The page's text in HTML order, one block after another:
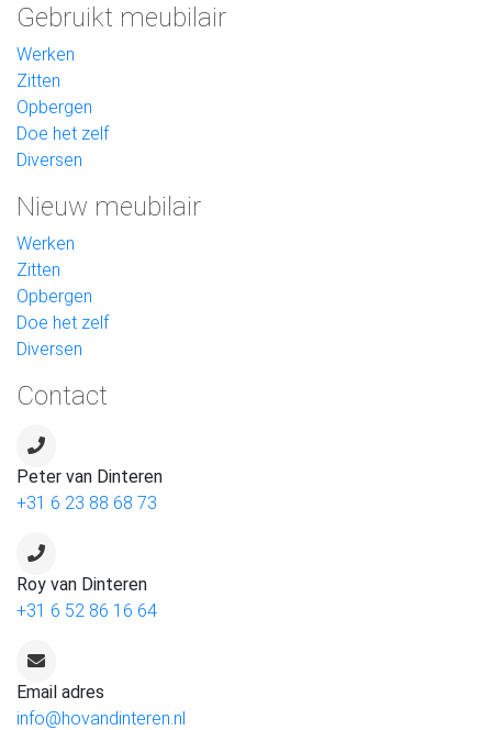
Gebruikt meubilair
Werken
Zitten
Opbergen
Doe het zelf
Diversen
Nieuw meubilair
Werken
Zitten
Opbergen
Doe het zelf
Diversen
Contact
Peter van Dinteren
+31 6 23 88 68 73
Roy van Dinteren
+31 6 52 86 16 64
Email adres
info@hovandinteren.nl